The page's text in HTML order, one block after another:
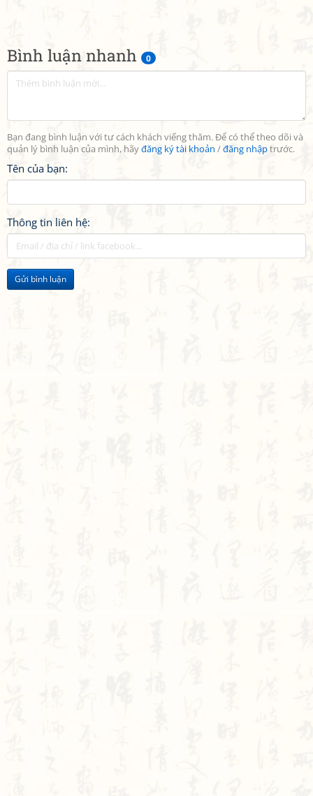
Bình luận nhanh 0
Bạn đang bình luận với tư cách khách viếng thăm. Để có thể theo dõi và
quản lý bình luận của mình, hãyđăng ký tài khoản /đăng nhậptrước.
Tên của bạn:
Thông tin liên hệ:
Gửi bình luận